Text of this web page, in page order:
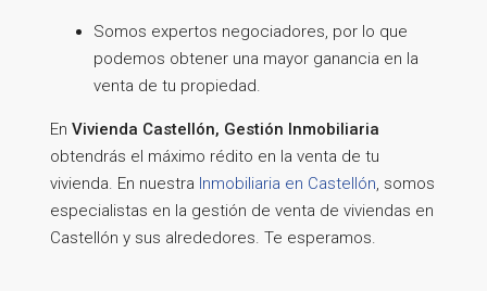
Somos expertos negociadores, por lo que
podemos obtener una mayor ganancia en la
venta de tu propiedad.
En Vivienda Castellón, Gestión Inmobiliaria
obtendrás el máximo rédito en la venta de tu
vivienda. En nuestra Inmobiliaria en Castellón, somos
especialistas en la gestión de venta de viviendas en
Castellón y sus alrededores. Te esperamos.